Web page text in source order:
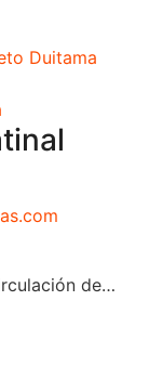
Duitama
de…